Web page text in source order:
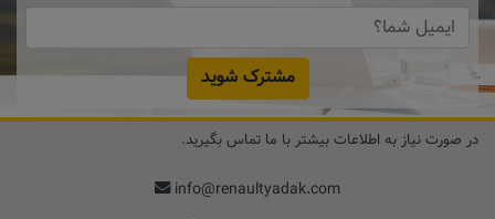
مشترک شوید
در صورت نیاز به اطلاعات بیشتر با ما تماس بگیرید.
info@renaultyadak.com